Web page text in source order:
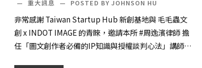
— 重大訊息 — POSTED BY JOHNSON HU
非常感謝 Taiwan Startup Hub 新創基地與 毛毛蟲文
創 x INDOT IMAGE 的青睞，邀請本所 #周逸濱律師 擔
任「圖文創作者必備的IP知識與授權談判心法」講師，